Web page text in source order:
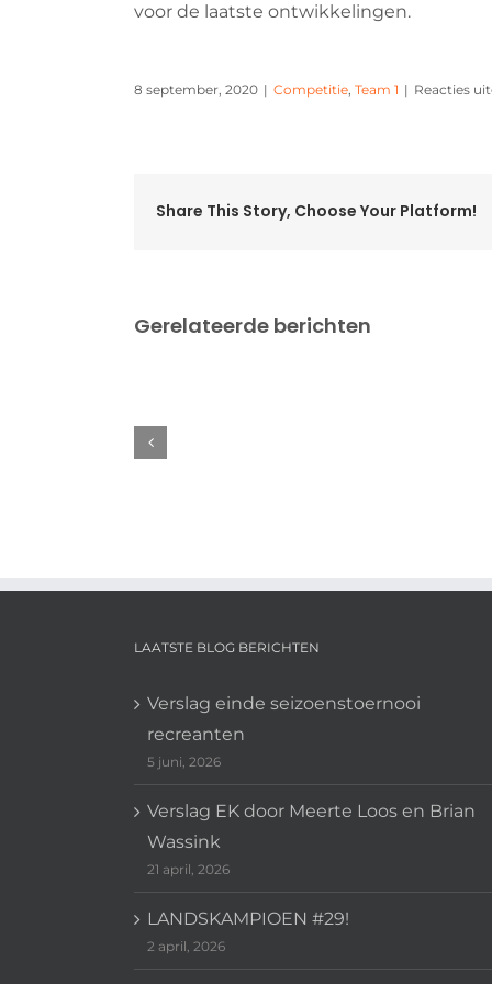
voor de laatste ontwikkelingen.
8 september, 2020 | Competitie Team 1 | Reacties
Share This Story, Choose Your Platform!
Gerelateerde berichten
LAATSTE BLOG BERICHTEN
Verslag einde seizoenstoernooi
recreanten
5 juni, 2026
Verslag EK door Meerte Loos en Brian
Wassink
21 april, 2026
LANDSKAMPIOEN #29!
2 april, 2026